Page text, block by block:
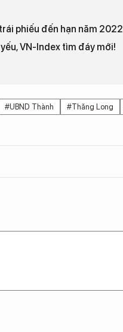
phiếu đến hạn năm 2022
VN-Index tìm đáy mới!
#UBND Thành #Thăng Long